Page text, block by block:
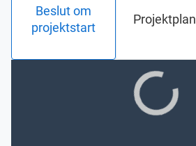
Beslut om
projektstart
Projektplan